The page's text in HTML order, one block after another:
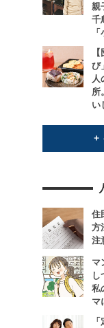
親
千
び
人
所
い
+
住
方
注
マ
し
私
マ